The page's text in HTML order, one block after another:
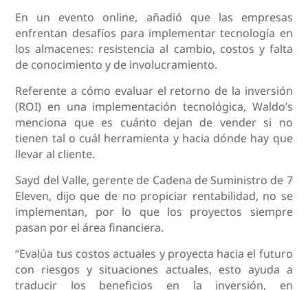
En un evento online, añadió que las empresas
enfrentan desafíos para implementar tecnología en
los almacenes: resistencia al cambio, costos y falta
de conocimiento y de involucramiento.
Referente a cómo evaluar el retorno de la inversión
(ROI) en una implementación tecnológica, Waldo’s
menciona que es cuánto dejan de vender si no
tienen tal o cuál herramienta y hacia dónde hay que
llevar al cliente.
Sayd del Valle, gerente de Cadena de Suministro de 7
Eleven, dijo que de no propiciar rentabilidad, no se
implementan, por lo que los proyectos siempre
pasan por el área financiera.
“Evalúa tus costos actuales y proyecta hacia el futuro
con riesgos y situaciones actuales, esto ayuda a
traducir los beneficios en la inversión, en